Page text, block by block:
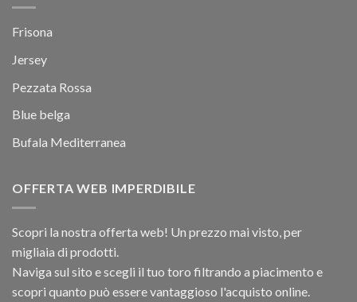
Frisona
Jersey
Pezzata Rossa
Blue belga
Bufala Mediterranea
OFFERTA WEB IMPERDIBILE
Scopri la nostra offerta web! Un prezzo mai visto, per
migliaia di prodotti.
Naviga sul sito e scegli il tuo toro filtrando a piacimento e
scopri quanto può essere vantaggioso l'acquisto online.